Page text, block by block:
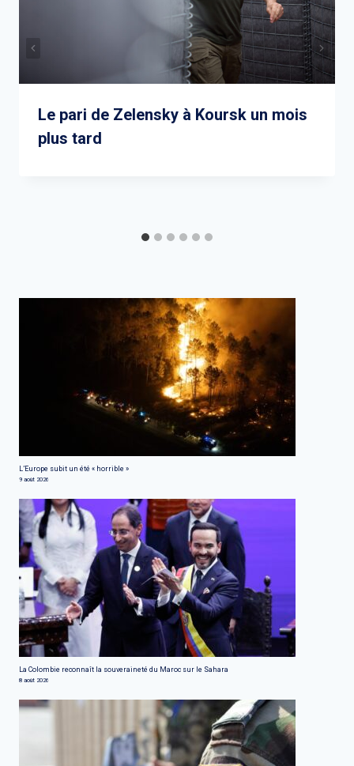
Le pari de Zelensky à Koursk un mois
plus tard
L’Europe subit un été « horrible »
9 août 2026
La Colombie reconnaît la souveraineté du Maroc sur le Sahara
8 août 2026